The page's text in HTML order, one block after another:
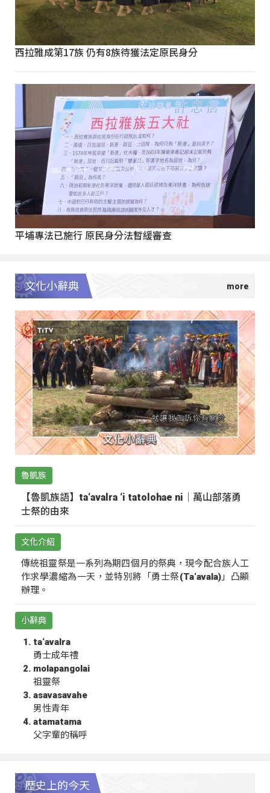
西拉雅成第17族 仍有8族待獲法定原民身分
平埔專法已施行 原民身分法暫緩審查
文化小辭典
魯凱族
【魯凱族語】ta‘avalra ‘i tatolohae ni｜萬山部落勇
士祭的由來
文化介紹
傳統祖靈祭是一系列為期四個月的祭典，現今配合族人工
作求學濃縮為一天，並特別將「勇士祭(Ta‘avala)」凸顯
辦理。
小辭典
ta‘avalra
勇士成年禮
molapangolai
祖靈祭
asavasavahe
男性青年
atamatama
父字輩的稱呼
歷史上的今天